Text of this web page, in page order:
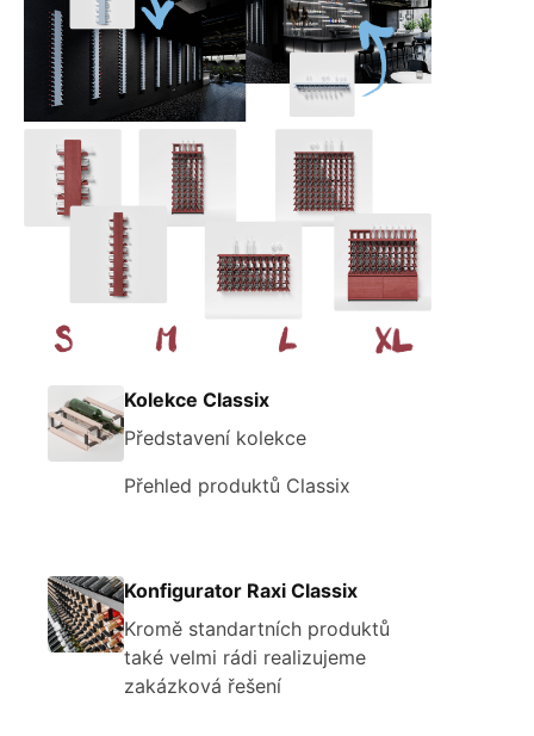
Kolekce Classix
Představení kolekce
Přehled produktů Classix
Konfigurator Raxi Classix
Kromě standartních produktů
také velmi rádi realizujeme
zakázková řešení